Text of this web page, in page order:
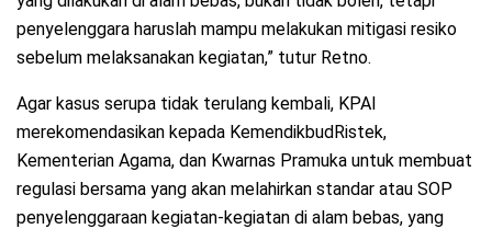
penyelenggara haruslah mampu melakukan mitigasi resiko
sebelum melaksanakan kegiatan,” tutur Retno.
Agar kasus serupa tidak terulang kembali, KPAI
merekomendasikan kepada KemendikbudRistek,
Kementerian Agama, dan Kwarnas Pramuka untuk membuat
regulasi bersama yang akan melahirkan standar atau SOP
penyelenggaraan kegiatan-kegiatan di alam bebas, yang